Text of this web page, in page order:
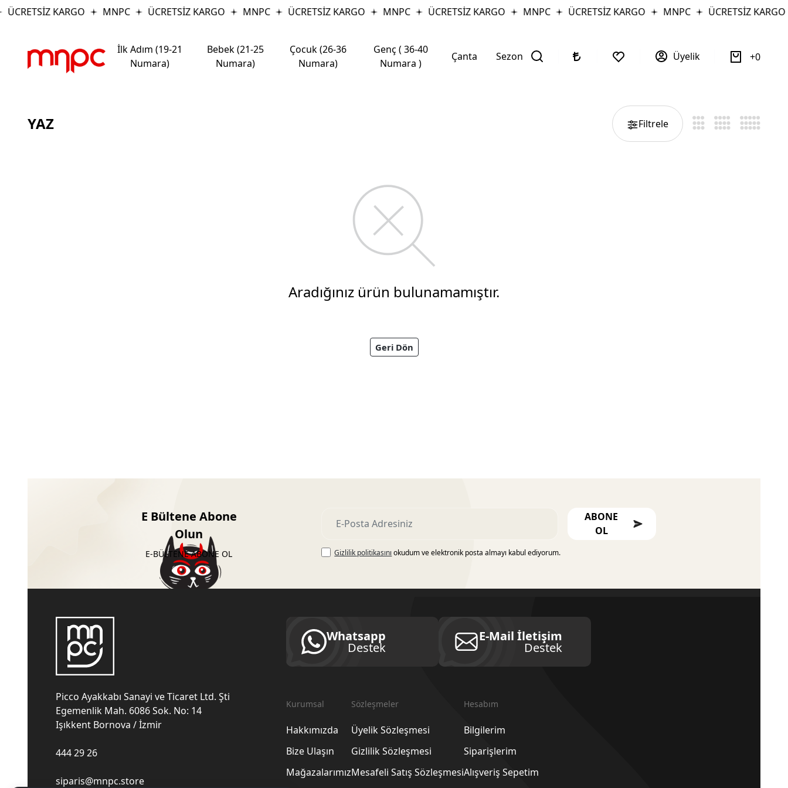
ÜCRETSİZ KARGO MNPC ÜCRETSİZ KARGO MNPC ÜCRETSİZ KARGO MNPC ÜCRETSİZ KARGO MNPC ÜCRETSİZ KARGO MNPC ÜCRETSİZ KARGO
İlk Adım (19-21
Numara)
Bebek (21-25
Numara)
Çocuk (26-36
Numara)
Genç ( 36-40
Numara )
Çanta Sezon Üyelik 0
YAZ Filtrele
Aradığınız ürün bulunamamıştır.
Geri Dön
E Bültene Abone
Olun
E-BÜLTENE ABONE OL
ABONE
OL
Gizlilik politikasını okudum ve elektronik posta almayı kabul ediyorum.
Picco Ayakkabı Sanayi ve Ticaret Ltd. Şti
Egemenlik Mah. 6086 Sok. No: 14
Işıkkent Bornova / İzmir
444 29 26
siparis@mnpc.store
Whatsapp
Destek
E-Mail İletişim
Destek
Kurumsal
Hakkımızda
Bize Ulaşın
Mağazalarımız
Sözleşmeler
Üyelik Sözleşmesi
Gizlilik Sözleşmesi
Mesafeli Satış Sözleşmesi
Hesabım
Bilgilerim
Siparişlerim
Alışveriş Sepetim